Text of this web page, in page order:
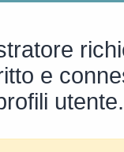
e
utente.